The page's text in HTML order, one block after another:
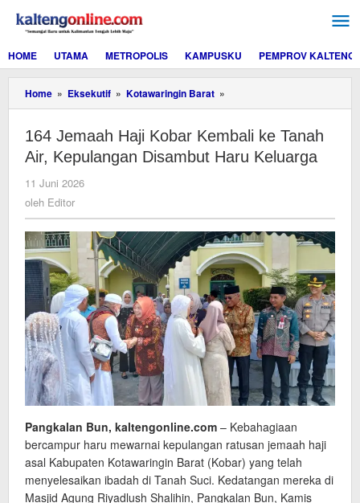
konten
HOME
UTAMA METROPOLIS KAMPUSKU PEMPROV KALTENG
Home » Eksekutif » Kotawaringin Barat »
Jemaah
Kobar
Kembali
ke
Disambut
Haru
Keluarga
164 Jemaah Haji Kobar Kembali ke Tanah
Air, Kepulangan Disambut Haru Keluarga
11 Juni 2026
oleh Editor
Pangkalan Bun, kaltengonline.com – Kebahagiaan
bercampur haru mewarnai kepulangan ratusan jemaah haji
asal Kabupaten Kotawaringin Barat (Kobar) yang telah
menyelesaikan ibadah di Tanah Suci. Kedatangan mereka di
Masjid Agung Riyadlush Shalihin, Pangkalan Bun, Kamis